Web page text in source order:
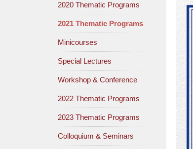
2020 Thematic Programs
2021 Thematic Programs
Minicourses
Special Lectures
Workshop & Conference
2022 Thematic Programs
2023 Thematic Programs
Colloquium & Seminars